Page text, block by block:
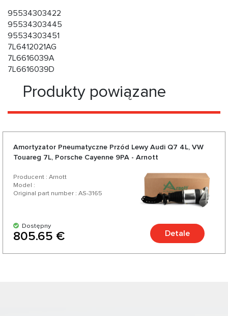
95534303422
95534303445
95534303451
7L6412021AG
7L6616039A
7L6616039D
Produkty powiązane
Amortyzator Pneumatyczne Przód Lewy Audi Q7 4L, VW
Touareg 7L, Porsche Cayenne 9PA - Arnott
Producent : Arnott
Model :
Original part number : AS-3165
Dostępny
805.65 € Detale